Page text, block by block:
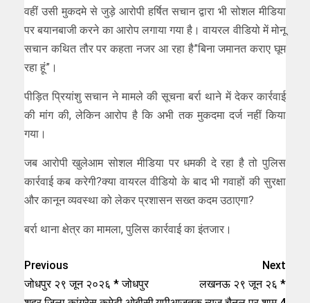
वहीं उसी मुकदमे से जुड़े आरोपी हर्षित सचान द्वारा भी सोशल मीडिया
पर बयानबाजी करने का आरोप लगाया गया है। वायरल वीडियो में मोनू
सचान कथित तौर पर कहता नजर आ रहा है”बिना जमानत कराए घूम
रहा हूं”।
पीड़ित प्रियांशु सचान ने मामले की सूचना बर्रा थाने में देकर कार्रवाई
की मांग की, लेकिन आरोप है कि अभी तक मुकदमा दर्ज नहीं किया
गया।
जब आरोपी खुलेआम सोशल मीडिया पर धमकी दे रहा है तो पुलिस
कार्रवाई कब करेगी?क्या वायरल वीडियो के बाद भी गवाहों की सुरक्षा
और कानून व्यवस्था को लेकर प्रशासन सख्त कदम उठाएगा?
बर्रा थाना क्षेत्र का मामला, पुलिस कार्रवाई का इंतजार।
Previous
जोधपुर २९ जून २०२६ * जोधपुर
Next
लखनऊ २९ जून २६ *